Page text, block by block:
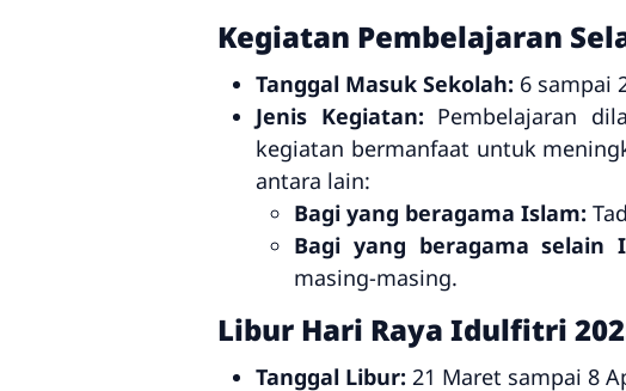
Kegiatan Pembelajaran
Tanggal Masuk Sekolah: 6 sampai
Jenis Kegiatan: Pembelajaran
kegiatan bermanfaat untuk
antara lain:
Bagi yang beragama Islam:
Bagi yang beragama selain
masing-masing.
Libur Hari Raya Idulfitri
Tanggal Libur: 21 Maret sampai 8